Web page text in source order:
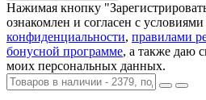
Нажимая кнопку
ознакомлен и согласен с условиями
конфиденциальности, правилами
бонусной программе, а также даю
моих персональных данных.